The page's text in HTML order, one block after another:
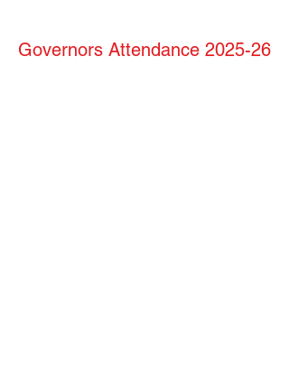
Governors Attendance 2025-26